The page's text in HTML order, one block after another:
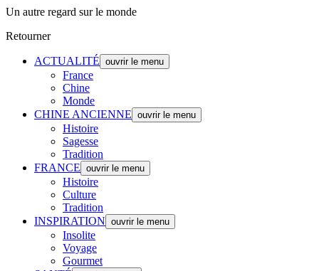
Un autre regard sur le monde
Retourner
ACTUALITÉ ouvrir le menu
France
Chine
Monde
CHINE ANCIENNE ouvrir le menu
Histoire
Sagesse
Tradition
FRANCE ouvrir le menu
Histoire
Culture
Tradition
INSPIRATION ouvrir le menu
Insolite
Voyage
Gourmet